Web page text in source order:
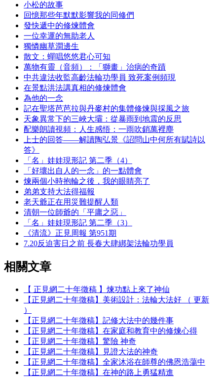
小松的故事
回憶那些年默默影響我的同修們
發快遞中的修煉體會
一位幸運的無助老人
獨憐幽草澗邊生
散文：蟬唱悠悠君心可知
萬物有靈（音頻）：「獅畫」治病的奇蹟
中共違法收監高齡法輪功學員 致死案例頻現
在景點洪法講真相的修煉體會
為他的一念
記在聖塔芭芭拉與丹麥村的集體修煉與採風之旅
天象異常下的三峽大壩：從暴雨到地震的反思
配樂朗讀視頻：人生感悟：一雨吹銷萬裡塵
上士的回答——解讀陶弘景《詔問山中何所有賦詩以
答》
「名」娃娃現形記 第二季（4）
「好壞出自人的一念」的一點體會
煉兩個小時抱輪之後，我的眼睛亮了
弟弟支持大法得福報
老天爺正在用災難提醒人類
清朝一位師爺的「平庸之惡」
「名」娃娃現形記 第二季（3）
《清流》正見周報 第951期
7.20反迫害日之前 長春大肆綁架法輪功學員
相關文章
【 正見網二十年徵稿 】煉功點上來了神仙
【正見網二十年徵稿】美術設計：法輪大法好 （ 更新
）
【正見網二十年徵稿】記修大法中的幾件事
【正見網二十年徵稿】在家庭和教育中的修煉心得
【正見網二十年徵稿】驚險 神奇
【正見網二十年徵稿】見證大法的神奇
【正見網二十年徵稿】全家沐浴在師尊的佛恩浩蕩中
【正見網二十年徵稿】在神的路上勇猛精進